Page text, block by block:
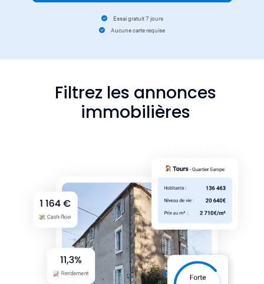
Essai gratuit 7 jours
Aucune carte requise
Filtrez les annonces
immobilières